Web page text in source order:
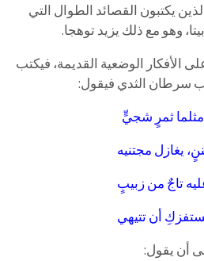
يكتبون القصائد الطوال التي
وهو مع ذلك يزيد توهجا.
الأفكار الوضعية القديمة، فيكتب
سرطان الثدي فيقول:
ثمرٍ شجيٍّ
يغازل مجتنيه
تاجٌ من زبيبٍ
أن تتيهي
أن يقول: